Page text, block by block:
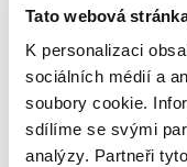
Tato webová
K personalizaci
sociálních médií a
soubory cookie.
sdílíme se svými
analýzy. Partneři